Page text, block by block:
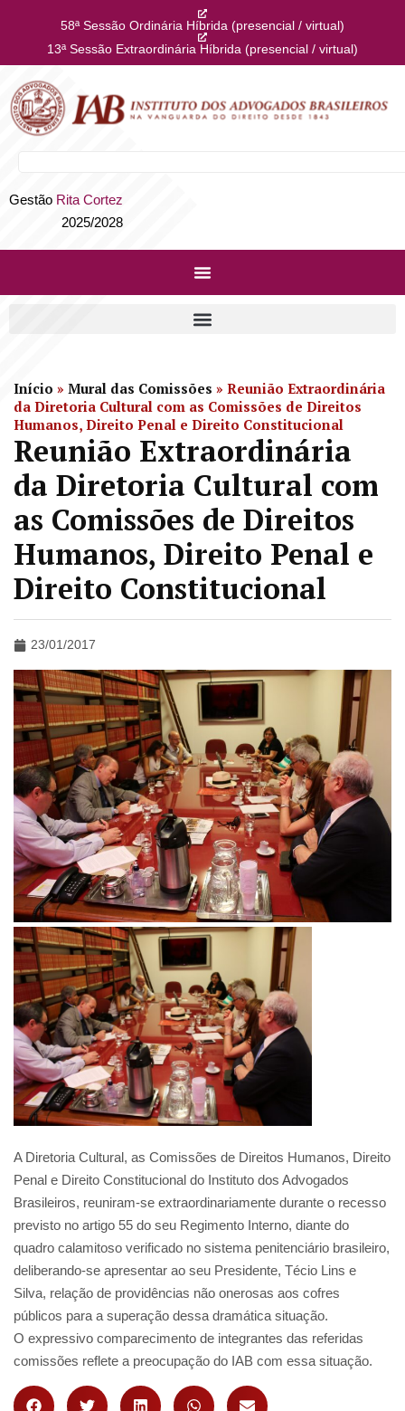
58ª Sessão Ordinária Híbrida (presencial / virtual)
13ª Sessão Extraordinária Híbrida (presencial / virtual)
Gestão Rita Cortez
2025/2028
Início » Mural das Comissões » Reunião Extraordinária
da Diretoria Cultural com as Comissões de Direitos
Humanos, Direito Penal e Direito Constitucional
Reunião Extraordinária
da Diretoria Cultural com
as Comissões de Direitos
Humanos, Direito Penal e
Direito Constitucional
23/01/2017
A Diretoria Cultural, as Comissões de Direitos Humanos, Direito
Penal e Direito Constitucional do Instituto dos Advogados
Brasileiros, reuniram-se extraordinariamente durante o recesso
previsto no artigo 55 do seu Regimento Interno, diante do
quadro calamitoso verificado no sistema penitenciário brasileiro,
deliberando-se apresentar ao seu Presidente, Técio Lins e
Silva, relação de providências não onerosas aos cofres
públicos para a superação dessa dramática situação.
O expressivo comparecimento de integrantes das referidas
comissões reflete a preocupação do IAB com essa situação.